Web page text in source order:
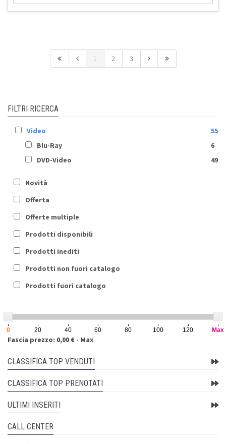
1 2 3
FILTRI RICERCA
Video
55
Blu-Ray
6
DVD-Video
49
Novità
Offerta
Offerte multiple
Prodotti disponibili
Prodotti inediti
Prodotti non fuori catalogo
Prodotti fuori catalogo
0 20 40 60 80 100 120 Max
Fascia prezzo: 0,00 € - Max
CLASSIFICA TOP VENDUTI
CLASSIFICA TOP PRENOTATI
ULTIMI INSERITI
CALL CENTER